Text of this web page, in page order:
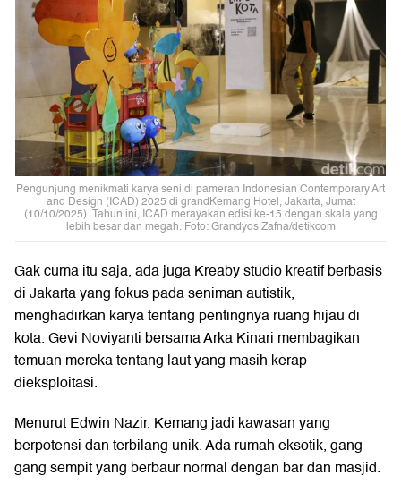
Pengunjung menikmati karya seni di pameran Indonesian Contemporary Art
and Design (ICAD) 2025 di grandKemang Hotel, Jakarta, Jumat
(10/10/2025). Tahun ini, ICAD merayakan edisi ke-15 dengan skala yang
lebih besar dan megah. Foto: Grandyos Zafna/detikcom
Gak cuma itu saja, ada juga Kreaby studio kreatif berbasis
di Jakarta yang fokus pada seniman autistik,
menghadirkan karya tentang pentingnya ruang hijau di
kota. Gevi Noviyanti bersama Arka Kinari membagikan
temuan mereka tentang laut yang masih kerap
dieksploitasi.
Menurut Edwin Nazir, Kemang jadi kawasan yang
berpotensi dan terbilang unik. Ada rumah eksotik, gang-
gang sempit yang berbaur normal dengan bar dan masjid.